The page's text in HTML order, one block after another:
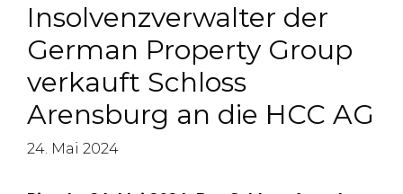
Insolvenzverwalter der
German Property Group
verkauft Schloss
Arensburg an die HCC AG
24. Mai 2024